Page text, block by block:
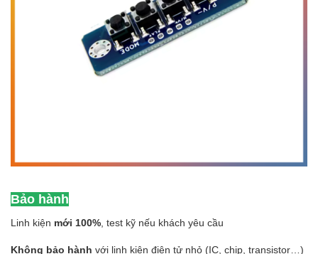
Bảo hành
Linh kiện mới 100% , test kỹ nếu khách yêu cầu
Không bảo hành với linh kiện điện tử nhỏ (IC, chip, transistor…)